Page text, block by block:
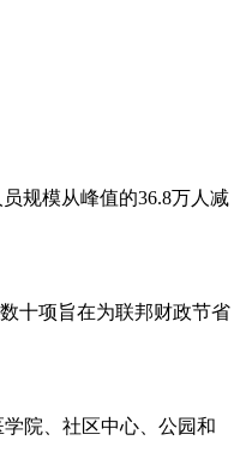
规模从峰值的36.8万人减
十项旨在为联邦财政节省
学院、社区中心、公园和